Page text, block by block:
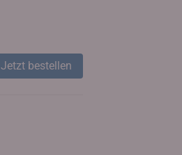
Jetzt bestellen